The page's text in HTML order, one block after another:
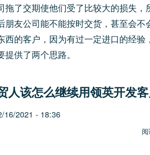
拖了交期使他们受了比较大的损失，
朋友公司能不能按时交货，甚至会不
西的客户，因为有过一定进口的经验
供了两个思路。
人该怎么继续用领英开发客
16/2021 - 18:36